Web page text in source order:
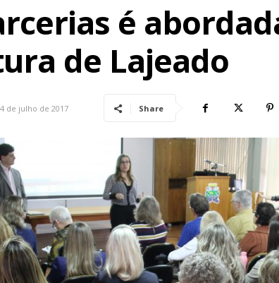
é
de Lajeado
de julho de 2017 Share